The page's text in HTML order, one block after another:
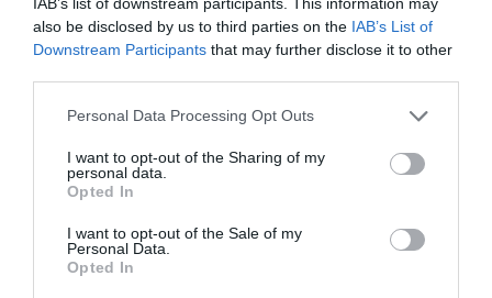
also be disclosed by us to third parties on the IAB’s List of
Downstream Participants that may further disclose it to other
Please note that this website/app uses one or more Google
not limited to your visit or usage behaviour. You may click to
grant or deny consent to Google and its third-party tags to
use your data for below specified purposes in below Google
consent section.
Personal Data Processing Opt Outs
I want to opt-out of the Sharing of my
personal data.
Opted In
I want to opt-out of the Sale of my
Personal Data.
Opted In
Η ΣΤΗΛΗ ΜΑΣ